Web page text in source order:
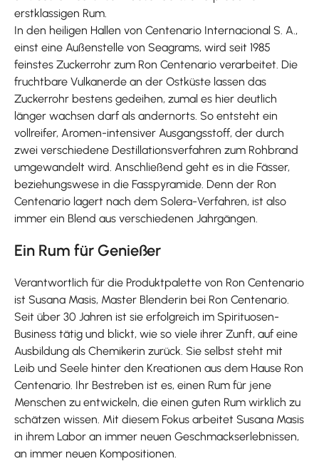
erstklassigen Rum.
In den heiligen Hallen von Centenario Internacional S. A.,
einst eine Außenstelle von Seagrams, wird seit 1985
feinstes Zuckerrohr zum Ron Centenario verarbeitet. Die
fruchtbare Vulkanerde an der Ostküste lassen das
Zuckerrohr bestens gedeihen, zumal es hier deutlich
länger wachsen darf als andernorts. So entsteht ein
vollreifer, Aromen-intensiver Ausgangsstoff, der durch
zwei verschiedene Destillationsverfahren zum Rohbrand
umgewandelt wird. Anschließend geht es in die Fässer,
beziehungswese in die Fasspyramide. Denn der Ron
Centenario lagert nach dem Solera-Verfahren, ist also
immer ein Blend aus verschiedenen Jahrgängen.
Ein Rum für Genießer
Verantwortlich für die Produktpalette von Ron Centenario
ist Susana Masis, Master Blenderin bei Ron Centenario.
Seit über 30 Jahren ist sie erfolgreich im Spirituosen-
Business tätig und blickt, wie so viele ihrer Zunft, auf eine
Ausbildung als Chemikerin zurück. Sie selbst steht mit
Leib und Seele hinter den Kreationen aus dem Hause Ron
Centenario. Ihr Bestreben ist es, einen Rum für jene
Menschen zu entwickeln, die einen guten Rum wirklich zu
schätzen wissen. Mit diesem Fokus arbeitet Susana Masis
in ihrem Labor an immer neuen Geschmackserlebnissen,
an immer neuen Kompositionen.